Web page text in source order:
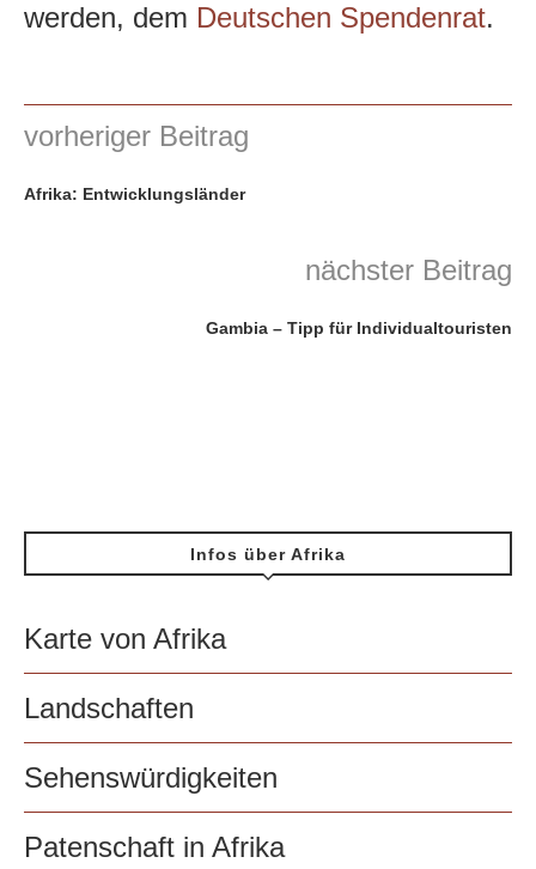
werden, dem Deutschen Spendenrat.
vorheriger Beitrag
Afrika: Entwicklungsländer
nächster Beitrag
Gambia – Tipp für Individualtouristen
Infos über Afrika
Karte von Afrika
Landschaften
Sehenswürdigkeiten
Patenschaft in Afrika